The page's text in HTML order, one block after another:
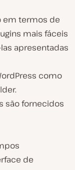
em termos de
mais fáceis
apresentadas
como
são fornecidos
de